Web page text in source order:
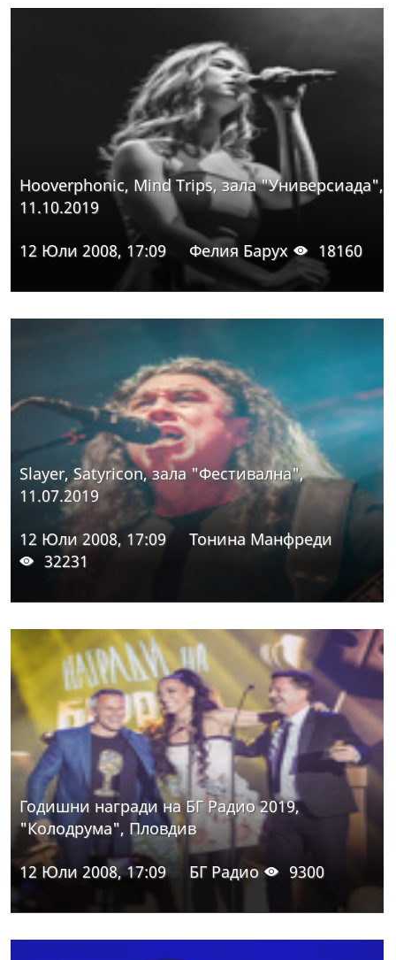
Hooverphonic, Mind Trips, зала "Универсиада",
11.10.2019
12 Юли 2008, 17:09 Фелия Барух 18160
Slayer, Satyricon, зала "Фестивална",
11.07.2019
12 Юли 2008, 17:09
Тонина Манфреди
32231
Годишни награди на БГ Радио 2019,
"Колодрума", Пловдив
12 Юли 2008, 17:09 БГ Радио 9300